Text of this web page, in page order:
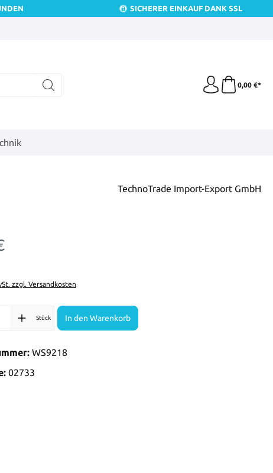
SICHERER EINKAUF DANK SSL
0,00 €*
TechnoTrade Import-Export GmbH
zzgl. Versandkosten
Gib den gewünschten Wert ein oder benutze die
Stück In den Warenkorb
WS9218
02733